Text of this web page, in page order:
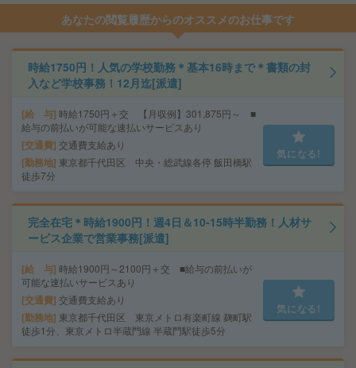
あなたの閲覧履歴からのオススメのお仕事です
時給1750円！人気の学校勤務＊基本16時まで＊書類の封
入など学校事務！12月迄[派遣]
給 与 時給1750円＋交 【月収例】301,875円～ ■
給与の前払いが可能な速払いサービスあり
交通費 交通費支給あり
勤務地 東京都千代田区 中央・総武線各停 飯田橋駅
徒歩7分
気になる!
完全在宅＊時給1900円！週4日＆10-15時半勤務！人材サ
ービス企業で営業事務[派遣]
給 与 時給1900円～2100円＋交 ■給与の前払いが
可能な速払いサービスあり
交通費 交通費支給あり
勤務地 東京都千代田区 東京メトロ有楽町線 麹町駅
徒歩1分、東京メトロ半蔵門線 半蔵門駅徒歩5分
気になる!